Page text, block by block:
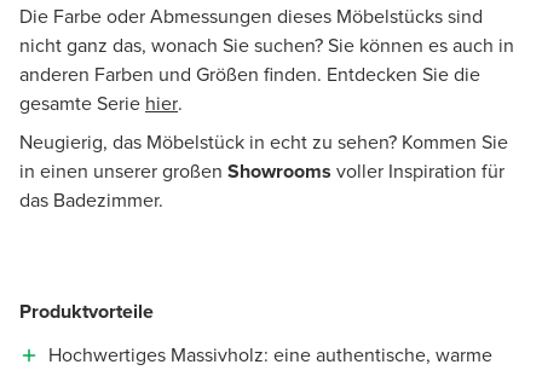
Die Farbe oder Abmessungen dieses Möbelstücks sind
nicht ganz das, wonach Sie suchen? Sie können es auch in
anderen Farben und Größen finden. Entdecken Sie die
gesamte Serie hier.
Neugierig, das Möbelstück in echt zu sehen? Kommen Sie
in einen unserer großen Showrooms voller Inspiration für
das Badezimmer.
Produktvorteile
Hochwertiges Massivholz: eine authentische, warme